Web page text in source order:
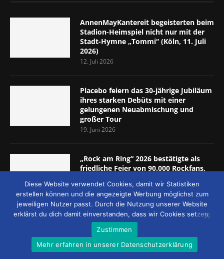
AnnenMayKantereit begeisterten beim
Stadion-Heimspiel nicht nur mit der
Stadt-Hymne „Tommi“ (Köln, 11. Juli
2026)
12. Juli 2026
Placebo feiern das 30-jährige Jubiläum
ihres starken Debüts mit einer
gelungenen Neuabmischung und
großer Tour
19. Juni 2026
„Rock am Ring“ 2026 bestätigte als
friedliche Feier von 90.000 Rockfans,
5.-7. Juni 2026)
8. Juni 2026
© 2026 - MUCKE UND MEHR
Diese Website verwendet Cookies, damit wir Statistiken
erstellen können und die angezeigte Werbung möglichst zum
jeweiligen Nutzer passt. Durch die Nutzung unserer Website
erklärst du dich damit einverstanden, dass wir Cookies setzen.
Zustimmen
Mehr erfahren in unserer Datenschutzerklärung